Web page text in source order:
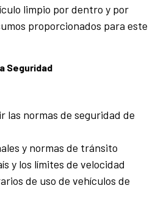
limpio por dentro y por
proporcionados para este
Seguridad
las normas de seguridad de
y normas de tránsito
y los límites de velocidad
de uso de vehículos de